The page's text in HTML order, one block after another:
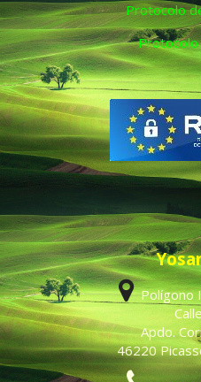
Protocolo
Protocolo
Polígono
Apdo.
46220